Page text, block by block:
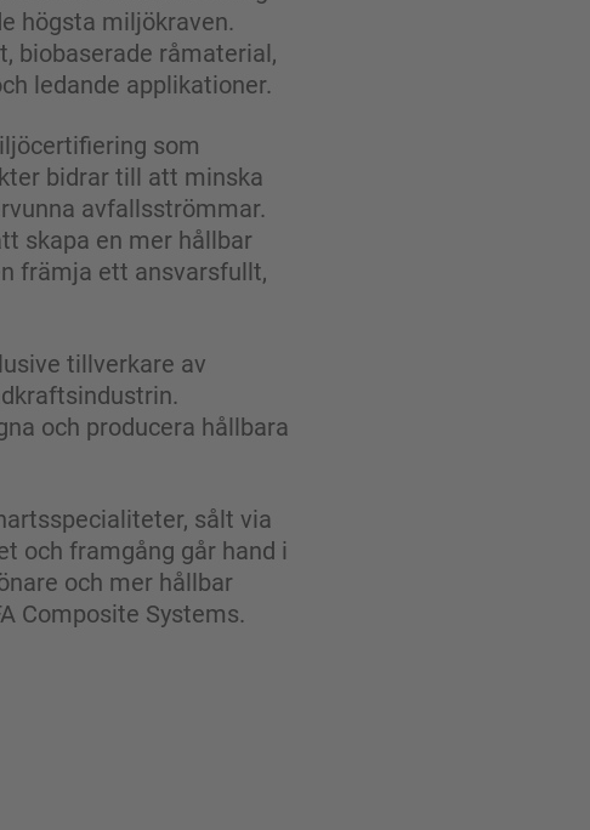
högsta miljökraven.
biobaserade råmaterial,
ledande applikationer.
som
bidrar till att minska
avfallsströmmar.
skapa en mer hållbar
främja ett ansvarsfullt,
tillverkare av
och producera hållbara
sålt via
och framgång går hand i
och mer hållbar
Composite Systems.